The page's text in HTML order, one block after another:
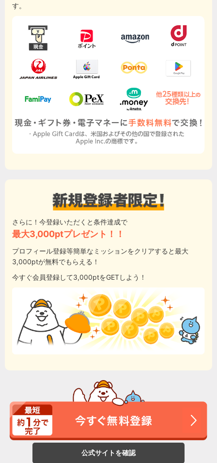
す。
さらに！今登録いただくと条件達成で
最大3,000ptプレゼント！！
プロフィール登録等簡単なミッションをクリアすると最大
3,000ptが無料でもらえる！
今すぐ会員登録して3,000ptをGETしよう！
公式サイトを確認